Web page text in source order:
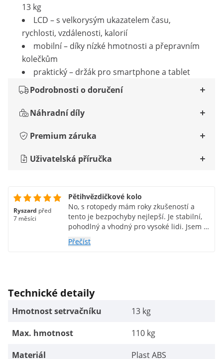
13 kg
LCD – s velkorysým ukazatelem času,
rychlosti, vzdálenosti, kalorií
mobilní – díky nízké hmotnosti a přepravním
kolečkům
praktický – držák pro smartphone a tablet
Podrobnosti o doručení
Náhradní díly
Premium záruka
Uživatelská příručka
Ryszard před
7 měsíci
Pětihvězdičkové kolo
No, s rotopedy mám roky zkušeností a
tento je bezpochyby nejlepší. Je stabilní,
pohodlný a vhodný pro vysoké lidi. Jsem s
ním moc spokojený, jezdím na něm každý
den. Jen nevím, kde je monitor tepové
Přečíst
Technické detaily
Hmotnost setrvačníku
13 kg
Max. hmotnost
110 kg
Materiál
Plast ABS